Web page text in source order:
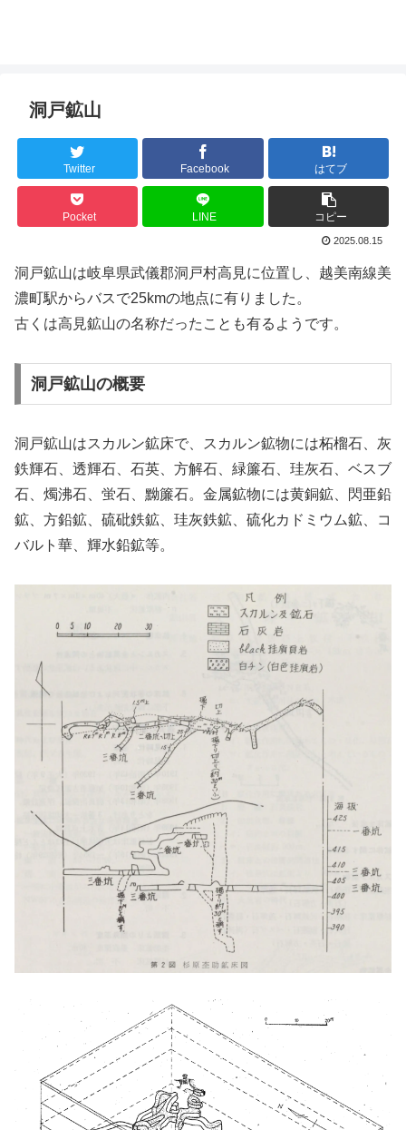
洞戸鉱山
Twitter Facebook はてブ
Pocket LINE コピー
2025.08.15
洞戸鉱山は岐阜県武儀郡洞戸村高見に位置し、越美南線美
濃町駅からバスで25kmの地点に有りました。
古くは高見鉱山の名称だったことも有るようです。
洞戸鉱山の概要
洞戸鉱山はスカルン鉱床で、スカルン鉱物には柘榴石、灰
鉄輝石、透輝石、石英、方解石、緑簾石、珪灰石、ベスブ
石、燭沸石、蛍石、黝簾石。金属鉱物には黄銅鉱、閃亜鉛
鉱、方鉛鉱、硫砒鉄鉱、珪灰鉄鉱、硫化カドミウム鉱、コ
バルト華、輝水鉛鉱等。